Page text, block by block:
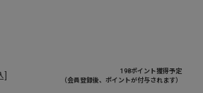
]
198ポイント獲得予定
（会員登録後、ポイントが付与されます）